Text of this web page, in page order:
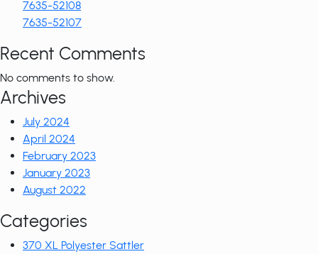
7635-52108
7635-52107
Recent Comments
No comments to show.
Archives
July 2024
April 2024
February 2023
January 2023
August 2022
Categories
370 XL Polyester Sattler